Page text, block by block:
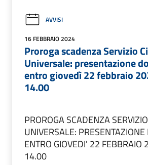
AVVISI
16 FEBBRAIO 2024
Proroga scadenza Servizio
Universale: presentazione
entro giovedì 22 febbraio
14.00
PROROGA SCADENZA
UNIVERSALE:
ENTRO GIOVEDI' 22 FEBBRAIO
14.00